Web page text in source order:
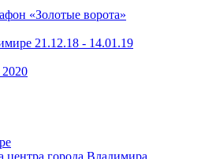
«Золотые ворота»
21.12.18 - 14.01.19
центра города Владимира